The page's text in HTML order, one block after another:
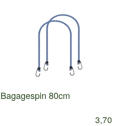
Bagagespin 80cm
3,70